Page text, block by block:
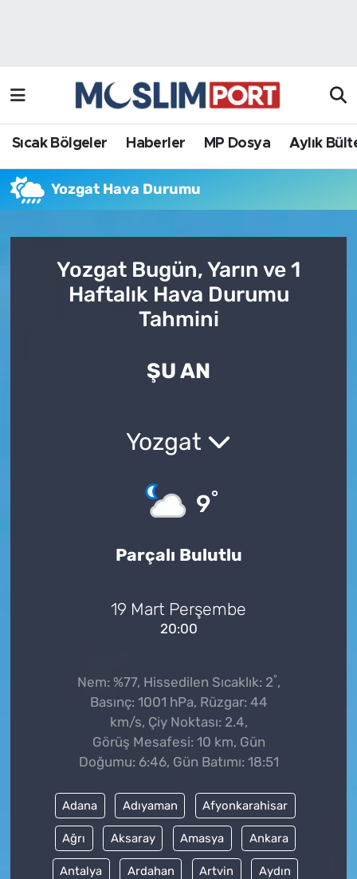
Sıcak Bölgeler Haberler MP Dosya Aylık
Yozgat Hava Durumu
Yozgat Bugün, Yarın ve 1
Haftalık Hava Durumu
Tahmini
ŞU AN
Yozgat
9°
Parçalı Bulutlu
19 Mart Perşembe
20:00
Nem: %77, Hissedilen Sıcaklık: 2°,
Basınç: 1001 hPa, Rüzgar: 44
km/s, Çiy Noktası: 2.4,
Görüş Mesafesi: 10 km, Gün
Doğumu: 6:46, Gün Batımı: 18:51
Adana Adıyaman Afyonkarahisar
Ağrı Aksaray Amasya Ankara
Antalya Ardahan Artvin Aydın
Haberler
MP Dosya
Röportaj Haber
Aylık Bülten